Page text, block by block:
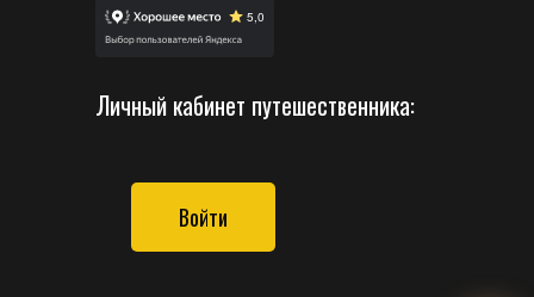
Личный кабинет путешественника:
Войти